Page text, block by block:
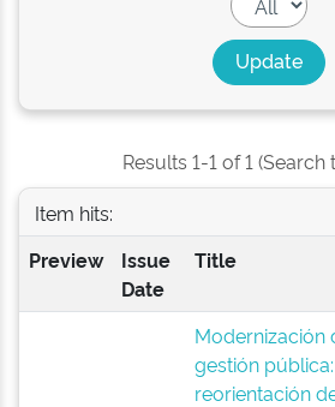
Results 1-1 of 1
Item hits:
Preview
Issue
Date
Title
Modernización
gestión pública:
reorientación